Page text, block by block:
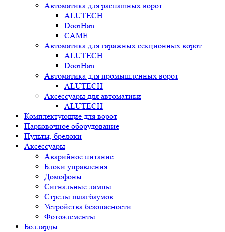
Автоматика для распашных ворот
ALUTECH
DoorHan
CAME
Автоматика для гаражных секционных ворот
ALUTECH
DoorHan
Автоматика для промышленных ворот
ALUTECH
Аксессуары для автоматики
ALUTECH
Комплектующие для ворот
Парковочное оборудование
Пульты, брелоки
Аксессуары
Аварийное питание
Блоки управления
Домофоны
Сигнальные лампы
Стрелы шлагбаумов
Устройства безопасности
Фотоэлементы
Болларды